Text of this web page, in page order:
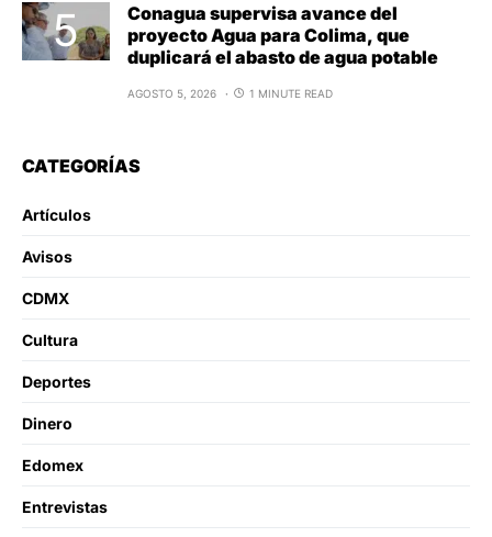
Conagua supervisa avance del
proyecto Agua para Colima, que
duplicará el abasto de agua potable
AGOSTO 5, 2026 1 MINUTE READ
CATEGORÍAS
Artículos
Avisos
CDMX
Cultura
Deportes
Dinero
Edomex
Entrevistas